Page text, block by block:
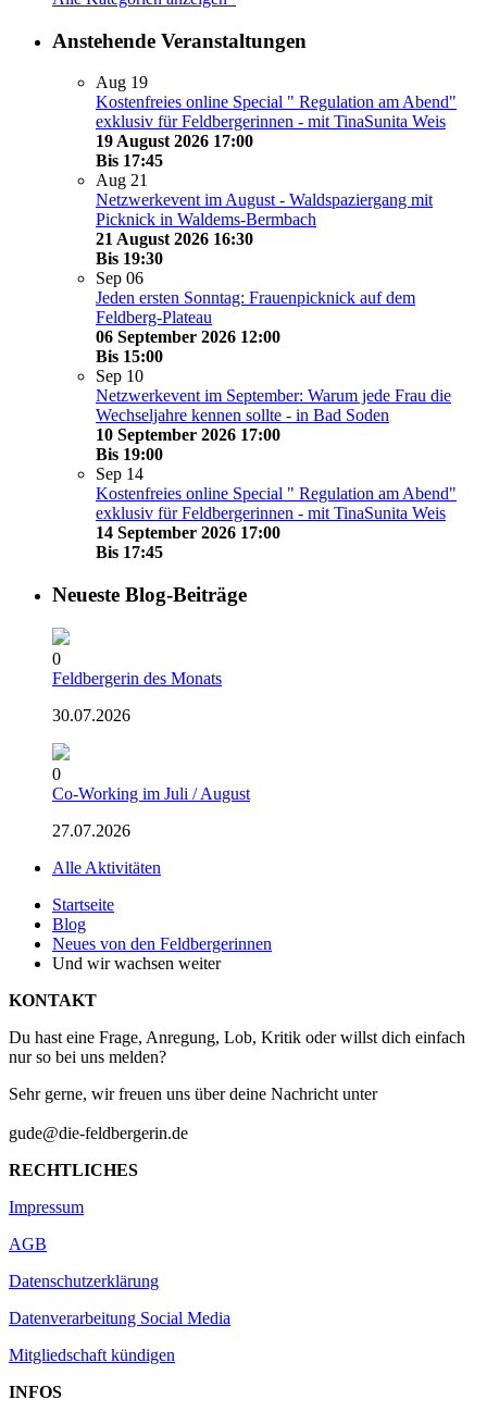
Anstehende Veranstaltungen
Aug 19
Kostenfreies online Special " Regulation am Abend"
exklusiv für Feldbergerinnen - mit TinaSunita Weis
19 August 2026 17:00
Bis 17:45
Aug 21
Netzwerkevent im August - Waldspaziergang mit
Picknick in Waldems-Bermbach
21 August 2026 16:30
Bis 19:30
Sep 06
Jeden ersten Sonntag: Frauenpicknick auf dem
Feldberg-Plateau
06 September 2026 12:00
Bis 15:00
Sep 10
Netzwerkevent im September: Warum jede Frau die
Wechseljahre kennen sollte - in Bad Soden
10 September 2026 17:00
Bis 19:00
Sep 14
Kostenfreies online Special " Regulation am Abend"
exklusiv für Feldbergerinnen - mit TinaSunita Weis
14 September 2026 17:00
Bis 17:45
Neueste Blog-Beiträge
0
Feldbergerin des Monats
30.07.2026
0
Co-Working im Juli / August
27.07.2026
Alle Aktivitäten
Startseite
Blog
Neues von den Feldbergerinnen
Und wir wachsen weiter
KONTAKT
Du hast eine Frage, Anregung, Lob, Kritik oder willst dich einfach
nur so bei uns melden?
Sehr gerne, wir freuen uns über deine Nachricht unter
gude@die-feldbergerin.de
RECHTLICHES
Impressum
AGB
Datenschutzerklärung
Datenverarbeitung Social Media
Mitgliedschaft kündigen
INFOS